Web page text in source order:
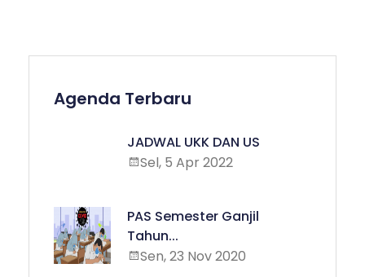
Agenda Terbaru
JADWAL UKK DAN US
Sel, 5 Apr 2022
PAS Semester Ganjil
Tahun...
Sen, 23 Nov 2020